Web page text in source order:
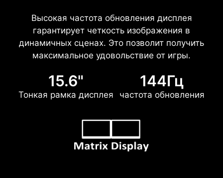
Высокая частота обновления дисплея
гарантирует четкость изображения в
динамичных сценах. Это позволит получить
максимальное удовольствие от игры.
15.6"
Тонкая рамка дисплея
144Гц
частота обновления